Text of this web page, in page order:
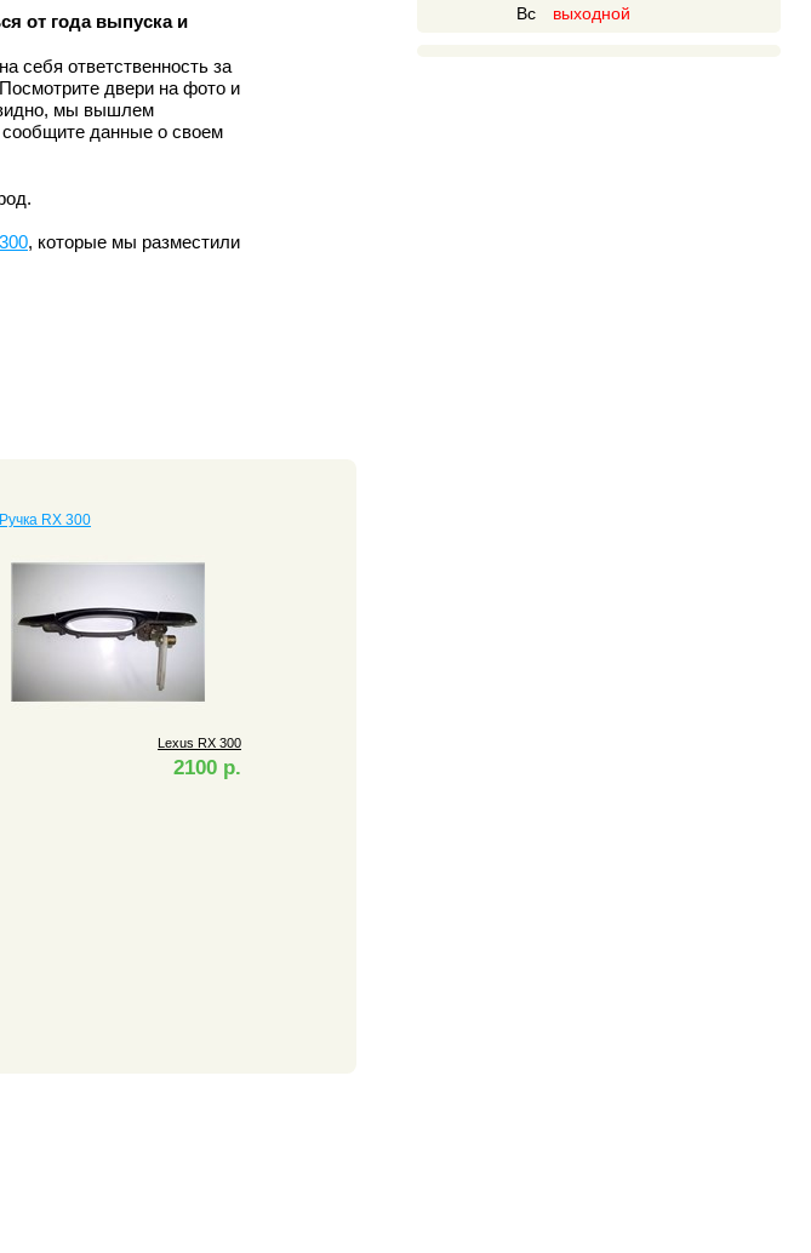
Вс
выходной
от года выпуска и
себя ответственность за
двери на фото и
мы вышлем
данные о своем
, которые мы разместили
Ручка RX 300
Lexus RX 300
2100 р.